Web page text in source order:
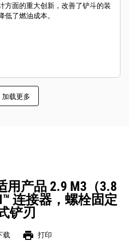
方面的重大创新，改善了铲斗的装
了燃油成本。
加载更多
用产品 2.9 M3（3.8
连接器，螺栓固定
铲刃
载 print 打印